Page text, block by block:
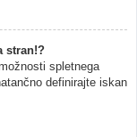
stran!?
spletnega
definirajte iskan